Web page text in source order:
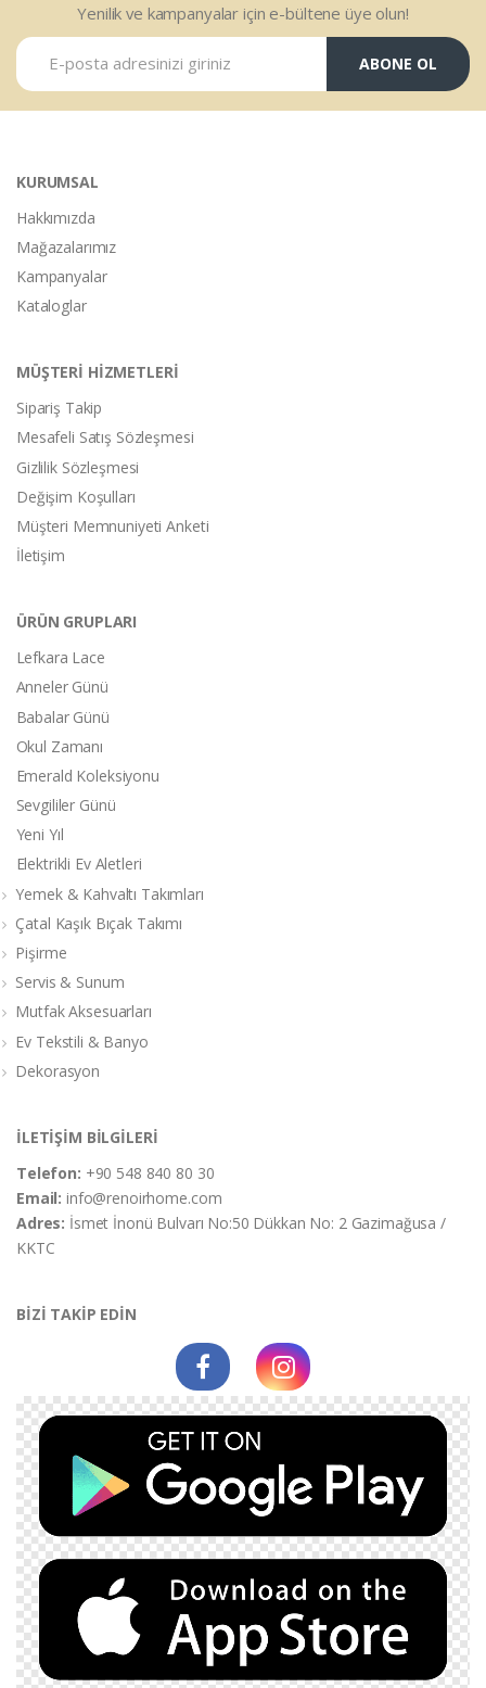
Yenilik ve kampanyalar için e-bültene üye olun!
ABONE OL
KURUMSAL
Hakkımızda
Mağazalarımız
Kampanyalar
Kataloglar
MÜŞTERİ HİZMETLERİ
Sipariş Takip
Mesafeli Satış Sözleşmesi
Gizlilik Sözleşmesi
Değişim Koşulları
Müşteri Memnuniyeti Anketi
İletişim
ÜRÜN GRUPLARI
Lefkara Lace
Anneler Günü
Babalar Günü
Okul Zamanı
Emerald Koleksiyonu
Sevgililer Günü
Yeni Yıl
Elektrikli Ev Aletleri
Yemek & Kahvaltı Takımları
Çatal Kaşık Bıçak Takımı
Pişirme
Servis & Sunum
Mutfak Aksesuarları
Ev Tekstili & Banyo
Dekorasyon
İLETİŞİM BİLGİLERİ
Telefon: +90 548 840 80 30
Email:info@renoirhome.com
Adres: İsmet İnonü Bulvarı No:50 Dükkan No: 2 Gazimağusa /
KKTC
BİZİ TAKİP EDİN